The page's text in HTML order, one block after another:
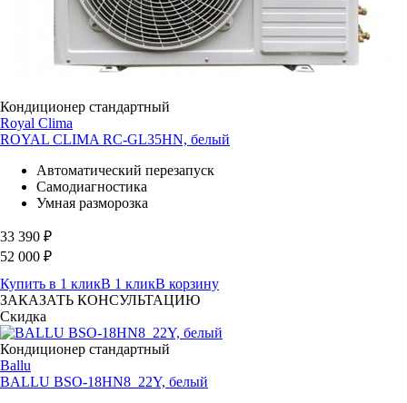
Кондиционер стандартный
Royal Clima
ROYAL CLIMA RC-GL35HN, белый
Автоматический перезапуск
Самодиагностика
Умная разморозка
33 390 ₽
52 000 ₽
Купить в 1 кликВ 1 кликВ корзину
ЗАКАЗАТЬ КОНСУЛЬТАЦИЮ
Скидка
Кондиционер стандартный
Ballu
BALLU BSO-18HN8_22Y, белый